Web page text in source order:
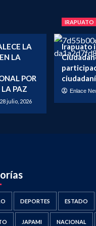
LA
LA
POR
PAZ
28 julio, 2026
IRAPUATO
Irapuato
Enlace
DEPORTES ESTADO
JAPAMI NACIONAL